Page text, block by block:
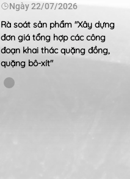
Ngày22/07/2026
Rà soát sản phẩm "Xây dựng
đơn giá tổng hợp các công
đoạn khai thác quặng đồng,
quặng bô-xít"